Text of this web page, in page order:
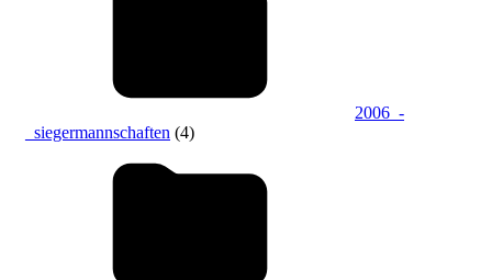
2006_-
_siegermannschaften (4)